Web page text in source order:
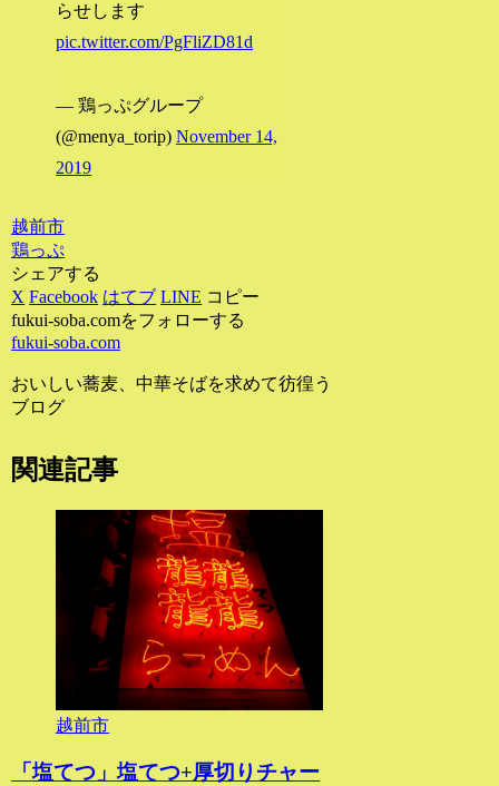
らせします
pic.twitter.com/PgFliZD81d
— 鶏っぷグループ
(@menya_torip)November 14,
2019
越前市
鶏っぷ
シェアする
X Facebook はてブ LINE コピー
fukui-soba.comをフォローする
fukui-soba.com
おいしい蕎麦、中華そばを求めて彷徨う
ブログ
関連記事
越前市
「塩てつ」塩てつ+厚切りチャー